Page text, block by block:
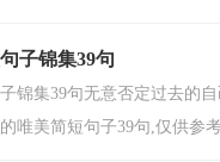
子锦集39句
锦集39句无意否定过去的
唯美简短句子39句,仅供参